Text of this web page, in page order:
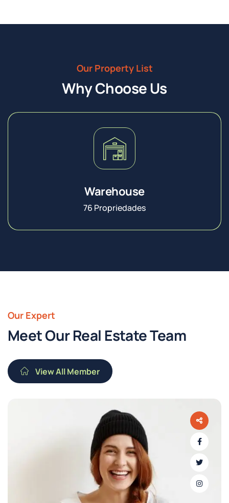
Our Property List
Why Choose Us
Warehouse
76 Propriedades
Our Expert
Meet Our Real Estate Team
View All Member